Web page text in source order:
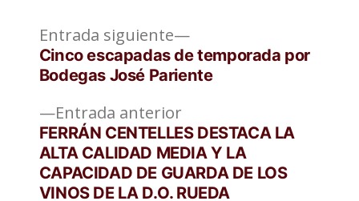
Navegación
de
entradas
Entrada anteriorEntrada
anterior:
FERRÁN CENTELLES DESTACA LA
ALTA CALIDAD MEDIA Y LA
CAPACIDAD DE GUARDA DE LOS
VINOS DE LA D.O. RUEDA
Entrada siguiente
Entrada
siguiente:
Cinco escapadas de temporada por
Bodegas José Pariente